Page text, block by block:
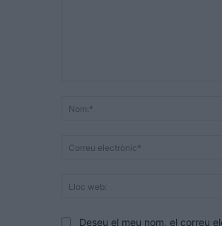
Deseu el meu nom, el correu